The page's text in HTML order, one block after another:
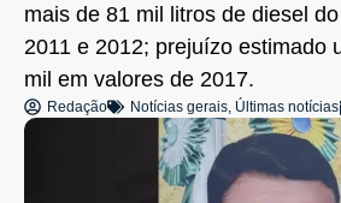
mais de 81 mil litros de diesel
2011 e 2012; prejuízo estimado
mil em valores de 2017.
Redação Notícias gerais, Últimas notícias